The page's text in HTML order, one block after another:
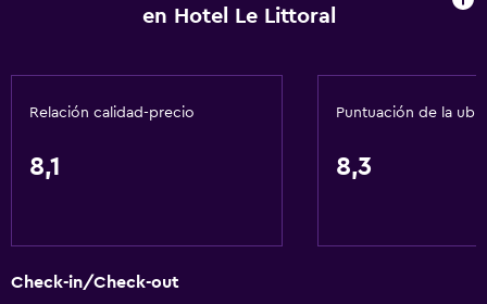
en Hotel Le Littoral
Relación calidad-precio
8,1
Puntuación de la
8,3
Check-in/Check-out